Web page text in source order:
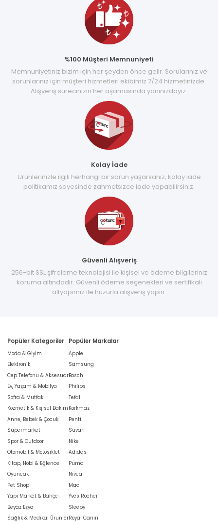
%100 Müşteri Memnuniyeti
Memnuniyetiniz bizim için her şeyden önce gelir. Sorularınız ve
sorunlarınız için müşteri hizmetleri ekibimiz 7/24 hizmetinizde.
Alışveriş sürecinizin her aşamasında yanınızdayız.
Kolay İade
Ürünlerinizle ilgili herhangi bir sorun yaşarsanız, kolay iade
politikamız sayesinde zahmetsizce iade yapabilirsiniz.
Güvenli Alışveriş
256-bit SSL şifreleme teknolojisi ile kişisel ve ödeme bilgileriniz
koruma altındadır. Güvenli ödeme seçenekleri ve sertifikalı
altyapımız ile huzurla alışveriş yapın.
Popüler Kategoriler
Moda & Giyim
Elektronik
Cep Telefonu & Aksesuar
Ev, Yaşam & Mobilya
Sofra & Mutfak
Kozmetik & Kişisel Bakım
Anne, Bebek & Çocuk
Süpermarket
Spor & Outdoor
Otomobil & Motosiklet
Kitap, Hobi & Eğlence
Oyuncak
Pet Shop
Yapı Market & Bahçe
Beyaz Eşya
Sağlık & Medikal Ürünler
Popüler Markalar
Apple
Samsung
Bosch
Philips
Tefal
Korkmaz
Penti
Süvari
Nike
Adidas
Puma
Nivea
Mac
Yves Rocher
Sleepy
Royal Canin